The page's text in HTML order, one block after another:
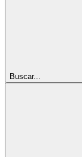
Buscar...